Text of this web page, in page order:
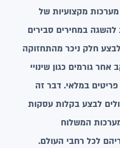
מקצועיות של
להשגה במחירים סבירים
חלק ניכר מהתחזוקה
גורמים כגון שינויי
פריטים במלאי. דבר זה
לבצע בקלות עסקות
המשלוח
לכל רחבי העולם.